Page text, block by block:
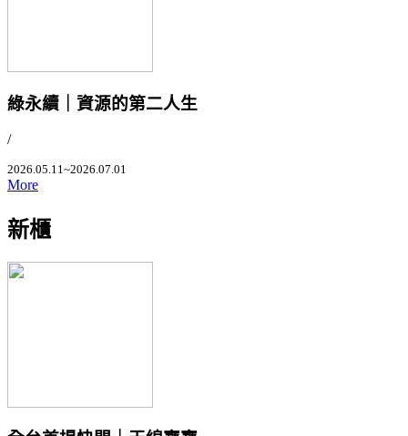
綠永續｜資源的第二人生
/
2026.05.11~2026.07.01
More
新櫃